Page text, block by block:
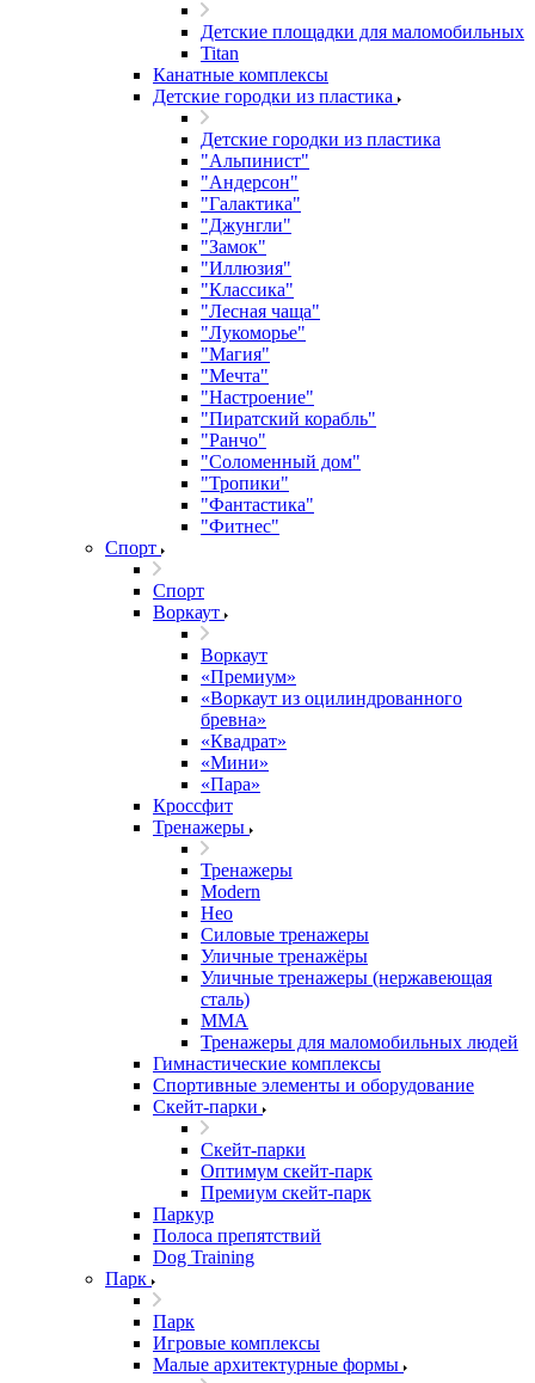
Детские площадки для маломобильных
Titan
Канатные комплексы
Детские городки из пластика
Детские городки из пластика
"Альпинист"
"Андерсон"
"Галактика"
"Джунгли"
"Замок"
"Иллюзия"
"Классика"
"Лесная чаща"
"Лукоморье"
"Магия"
"Мечта"
"Настроение"
"Пиратский корабль"
"Ранчо"
"Соломенный дом"
"Тропики"
"Фантастика"
"Фитнес"
Спорт
Спорт
Воркаут
Воркаут
«Премиум»
«Воркаут из оцилиндрованного
бревна»
«Квадрат»
«Мини»
«Пара»
Кроссфит
Тренажеры
Тренажеры
Modern
Нео
Силовые тренажеры
Уличные тренажёры
Уличные тренажеры (нержавеющая
сталь)
ММА
Тренажеры для маломобильных людей
Гимнастические комплексы
Спортивные элементы и оборудование
Скейт-парки
Скейт-парки
Оптимум скейт-парк
Премиум скейт-парк
Паркур
Полоса препятствий
Dog Training
Парк
Парк
Игровые комплексы
Малые архитектурные формы